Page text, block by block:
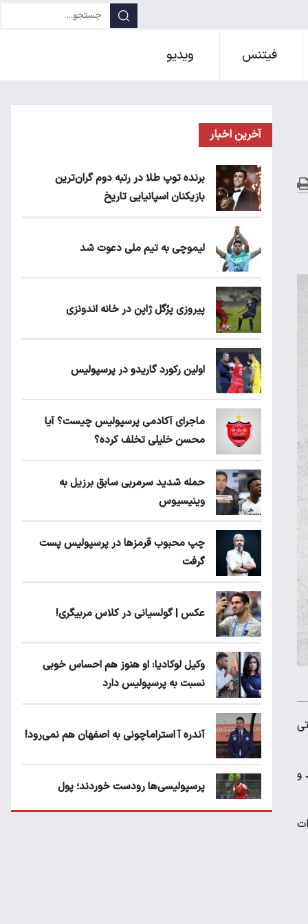
فیتنس ویدیو
و
آخرین اخبار
برنده توپ طلا در رتبه دوم گران‌ترین
بازیکنان اسپانیایی تاریخ
لیموچی به تیم ملی دعوت شد
پیروزی پرُگل ژاپن در خانه اندونزی
اولین رکورد گاریدو در پرسپولیس
ماجرای آکادمی پرسپولیس چیست؟ آیا
محسن خلیلی تخلف کرده؟
حمله شدید سرمربی سابق برزیل به
وینیسیوس
چپ محبوب قرمزها در پرسپولیس پست
گرفت
عکس | گولسیانی در کلاس مربیگری!
وکیل لوکادیا: او هنوز هم احساس خوبی
نسبت به پرسپولیس دارد
آندره آ استراماچونی به اصفهان هم نمی‌رود!
پرسپولیسی‌ها رودست خوردند؛ پول